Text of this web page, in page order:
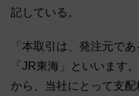
記している。
「本取引は、発注元で
「JR東海」といいます
から、当社にとって支